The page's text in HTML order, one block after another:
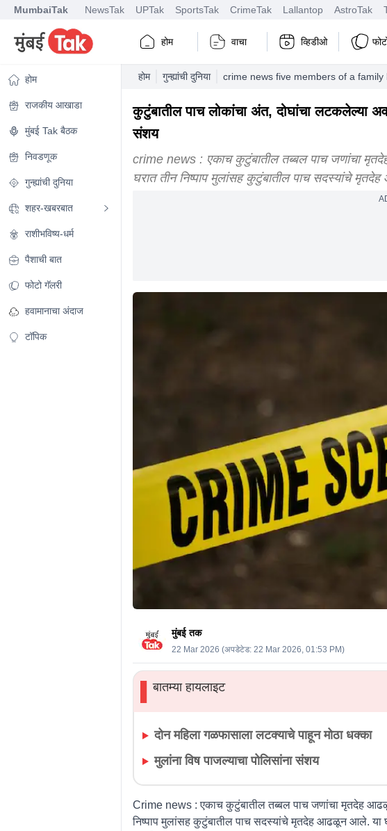
MumbaiTak NewsTak UPTak SportsTak CrimeTak Lallantop AstroTak
होम वाचा व्हिडीओ
होम
राजकीय आखाडा
मुंबई Tak बैठक
निवडणूक
गुन्ह्यांची दुनिया
शहर-खबरबात
राशीभविष्य-धर्म
पैशाची बात
फोटो गॅलरी
हवामानाचा अंदाज
टॉपिक
होम गुन्ह्यांची दुनिया crime news five members of a family
कुटुंबातील पाच लोकांचा अंत, दोघांचा लटकलेल्या
संशय
crime news : एकाच कुटुंबातील तब्बल पाच जणांचा
घरात तीन निष्पाप मुलांसह कुटुंबातील पाच सदस्यांचे
मुंबई तक
22 Mar 2026 (अपडेटेड: 22 Mar 2026, 01:53 PM)
▌बातम्या हायलाइट
दोन महिला गळफासाला लटक्याचे पाहून मोठा धक्का
मुलांना विष पाजल्याचा पोलिसांना संशय
Crime news : एकाच कुटुंबातील तब्बल पाच जणांचा मृतदेह
निष्पाप मुलांसह कुटुंबातील पाच सदस्यांचे मृतदेह आढळून आले.